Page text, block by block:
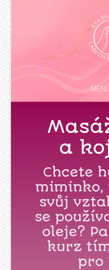
a
Chcete
svůj
se
oleje?
kurz
pro